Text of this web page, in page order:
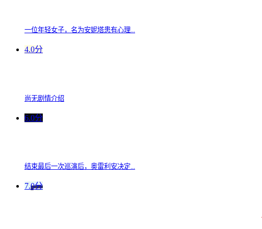
一位年轻女子，名为安妮塔患有心理...
4.0分
尚无剧情介绍
6.0分
结束最后一次巡演后，奥雷利安决定...
7.0分